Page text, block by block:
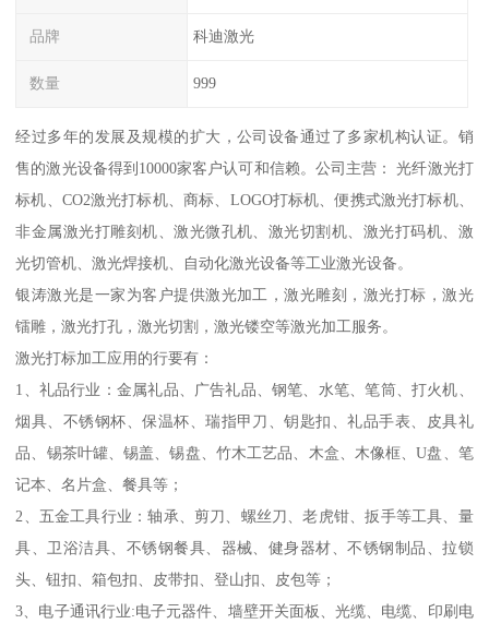
品牌 科迪激光
数量 999
经过多年的发展及规模的扩大，公司设备通过了多家机构认证。销
售的激光设备得到10000家客户认可和信赖。公司主营： 光纤激光打
标机、CO2激光打标机、商标、LOGO打标机、便携式激光打标机、
非金属激光打雕刻机、激光微孔机、激光切割机、激光打码机、激
光切管机、激光焊接机、自动化激光设备等工业激光设备。
银涛激光是一家为客户提供激光加工，激光雕刻，激光打标，激光
镭雕，激光打孔，激光切割，激光镂空等激光加工服务。
激光打标加工应用的行要有：
1、礼品行业：金属礼品、广告礼品、钢笔、水笔、笔筒、打火机、
烟具、不锈钢杯、保温杯、瑞指甲刀、钥匙扣、礼品手表、皮具礼
品、锡茶叶罐、锡盖、锡盘、竹木工艺品、木盒、木像框、U盘、笔
记本、名片盒、餐具等；
2、五金工具行业：轴承、剪刀、螺丝刀、老虎钳、扳手等工具、量
具、卫浴洁具、不锈钢餐具、器械、健身器材、不锈钢制品、拉锁
头、钮扣、箱包扣、皮带扣、登山扣、皮包等；
3、电子通讯行业:电子元器件、墙壁开关面板、光缆、电缆、印刷电